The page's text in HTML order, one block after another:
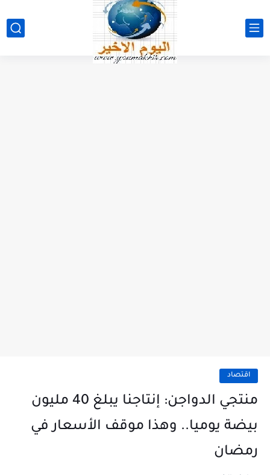
اقتصاد
منتجي الدواجن: إنتاجنا يبلغ 40 مليون
بيضة يوميا.. وهذا موقف الأسعار في
رمضان